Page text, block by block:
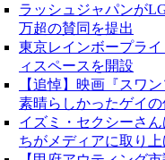
ラッシュジャパンが
万超の賛同を提出
東京レインボープラ
ィスペースを開設
【追悼】映画『スワ
素晴らしかったゲイ
イズミ・セクシーさ
ちがメディアに取り